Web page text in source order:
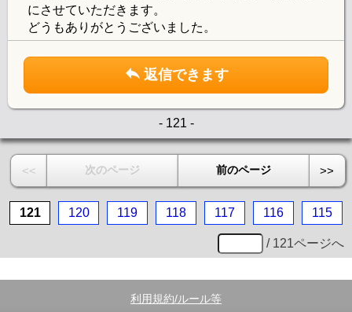
にさせていただきます。
どうもありがとうございました。
返信できます
- 121 -
<< 次のページ 前のページ >>
121 120 119 118 117 116 115
/ 121ページへ
利用規約/ルール等